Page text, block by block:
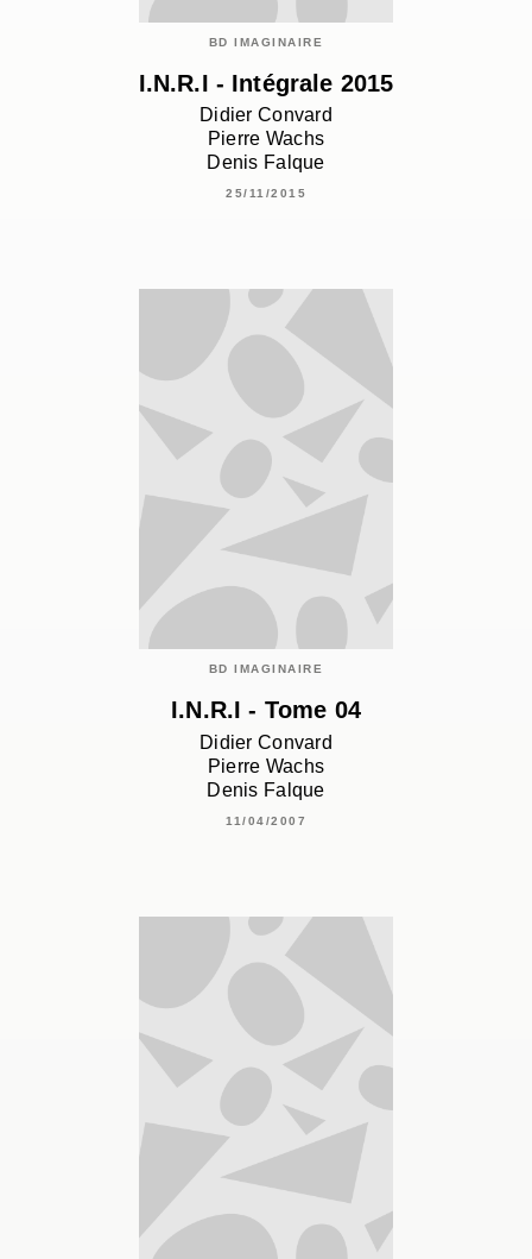
BD IMAGINAIRE
I.N.R.I - Intégrale 2015
Didier Convard
Pierre Wachs
Denis Falque
25/11/2015
BD IMAGINAIRE
I.N.R.I - Tome 04
Didier Convard
Pierre Wachs
Denis Falque
11/04/2007